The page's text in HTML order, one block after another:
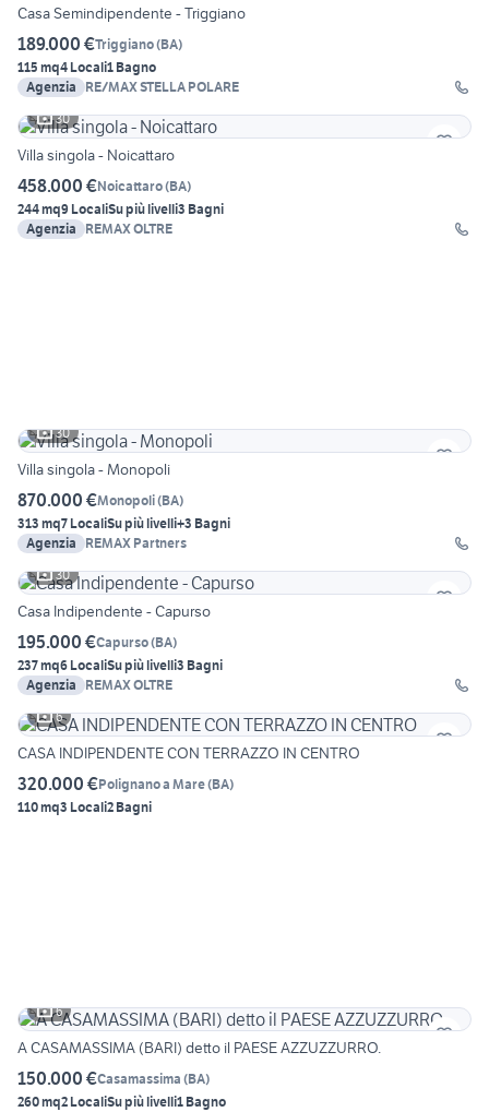
Casa Semindipendente - Triggiano
189.000 €Triggiano(BA)
115 mq4 Locali1 Bagno
Agenzia
RE/MAX STELLA POLARE
30
Villa singola - Noicattaro
458.000 €Noicattaro(BA)
244 mq9 LocaliSu più livelli3 Bagni
Agenzia
REMAX OLTRE
30
Villa singola - Monopoli
870.000 €Monopoli(BA)
313 mq7 LocaliSu più livelli+3 Bagni
Agenzia
REMAX Partners
30
Casa Indipendente - Capurso
195.000 €Capurso(BA)
237 mq6 LocaliSu più livelli3 Bagni
Agenzia
REMAX OLTRE
6
CASA INDIPENDENTE CON TERRAZZO IN CENTRO
320.000 €Polignano a Mare(BA)
110 mq3 Locali2 Bagni
6
A CASAMASSIMA (BARI) detto il PAESE AZZUZZURRO.
150.000 €Casamassima (BA)
260 mq2 LocaliSu più livelli1 Bagno